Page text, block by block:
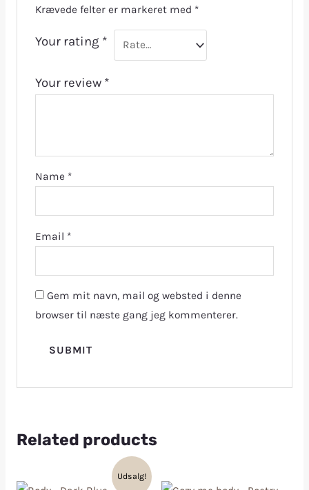
Krævede felter er markeret med *
Your rating *
Your review *
Name *
Email *
Gem mit navn, mail og websted i denne
browser til næste gang jeg kommenterer.
Related products
Udsalg!